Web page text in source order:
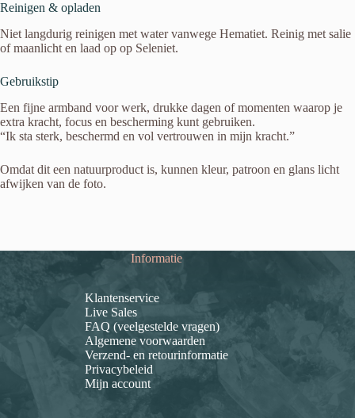
Reinigen & opladen
Niet langdurig reinigen met water vanwege Hematiet. Reinig met salie
of maanlicht en laad op op Seleniet.
Gebruikstip
Een fijne armband voor werk, drukke dagen of momenten waarop je
extra kracht, focus en bescherming kunt gebruiken.
“Ik sta sterk, beschermd en vol vertrouwen in mijn kracht.”
Omdat dit een natuurproduct is, kunnen kleur, patroon en glans licht
afwijken van de foto.
Informatie
Klantenservice
Live Sales
FAQ (veelgestelde vragen)
Algemene voorwaarden
Verzend- en retourinformatie
Privacybeleid
Mijn account